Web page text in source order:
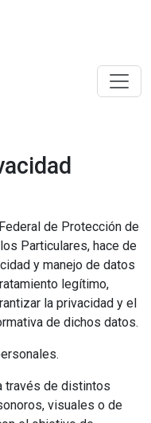
de Protección de
Particulares, hace de
y manejo de datos
legítimo,
la privacidad y el
de dichos datos.
través de distintos
visuales o de